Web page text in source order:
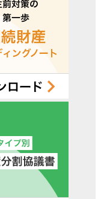
日祝9:00–18:00